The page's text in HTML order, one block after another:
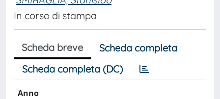
In corso di stampa
Scheda breve
Scheda completa
Scheda completa (DC)
Anno